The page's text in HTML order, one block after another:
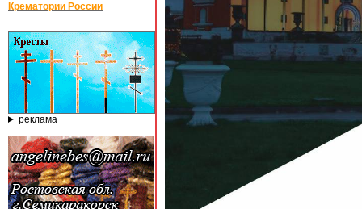
Крематории России
реклама